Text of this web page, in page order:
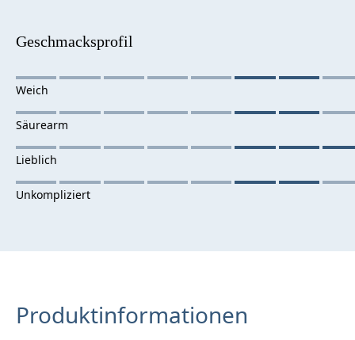
Geschmacksprofil
Produktinformationen